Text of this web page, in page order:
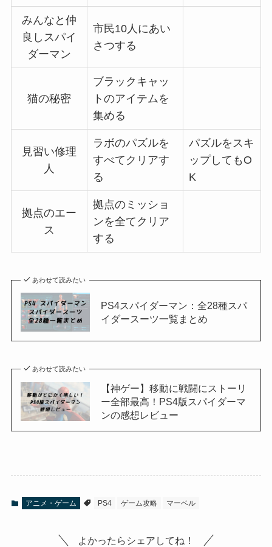
みんなと仲
良しスパイ
ダーマン
市民10人にあい
さつする
猫の秘密
ブラックキャッ
トのアイテムを
集める
見習い修理
人
ラボのパズルを
すべてクリアす
る
パズルをスキ
ップしてもO
K
拠点のエー
ス
拠点のミッショ
ンを全てクリア
する
あわせて読みたい
PS4スパイダーマン：全28種スパ
イダースーツ一覧まとめ
あわせて読みたい
【神ゲー】移動に戦闘にストーリ
ー全部最高！PS4版スパイダーマ
ンの感想レビュー
アニメ・ゲーム PS4 ゲーム攻略 マーベル
よかったらシェアしてね！